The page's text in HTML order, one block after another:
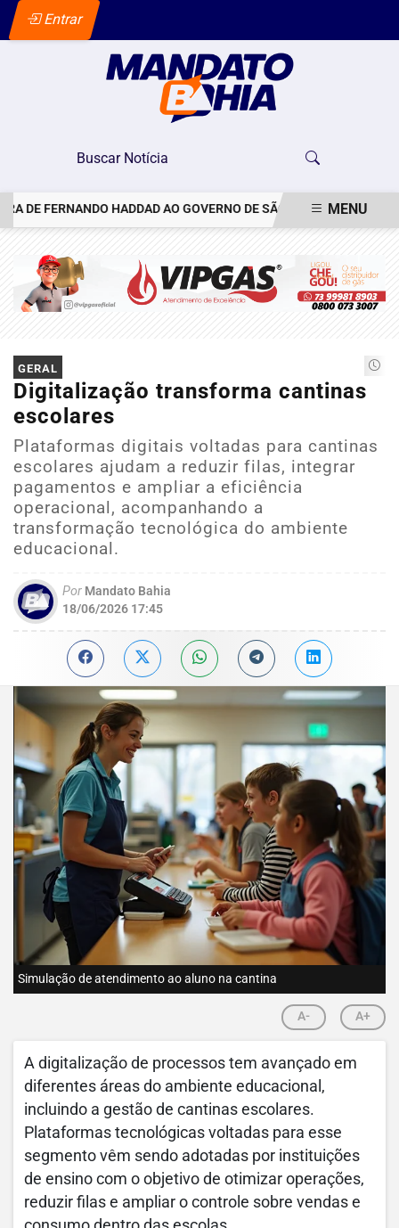
Entrar
FERNANDO HADDAD AO GOVERNO DE SÃO PAULO MENU
GERAL
Digitalização transforma cantinas
escolares
Plataformas digitais voltadas para cantinas
escolares ajudam a reduzir filas, integrar
pagamentos e ampliar a eficiência
operacional, acompanhando a
transformação tecnológica do ambiente
educacional.
Por Mandato Bahia
18/06/2026 17:45
Simulação de atendimento ao aluno na cantina
A- A+
A digitalização de processos tem avançado em
diferentes áreas do ambiente educacional,
incluindo a gestão de cantinas escolares.
Plataformas tecnológicas voltadas para esse
segmento vêm sendo adotadas por instituições
de ensino com o objetivo de otimizar operações,
reduzir filas e ampliar o controle sobre vendas e